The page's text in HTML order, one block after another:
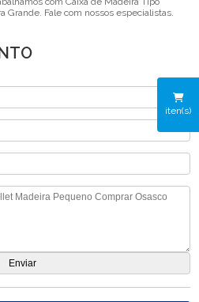
iten(s)
Grande. Fale com nossos especialistas.